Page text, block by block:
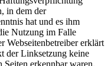
in dem der
hat und es ihm
Nutzung im Falle
Webseitenbetreiber erklärt
der Linksetzung keine
erkennbar waren.